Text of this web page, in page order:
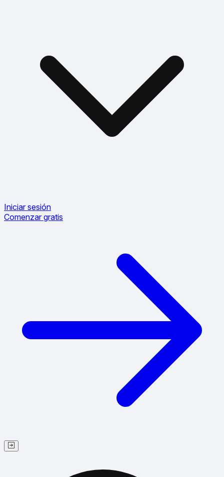
Iniciar sesión
Comenzar gratis